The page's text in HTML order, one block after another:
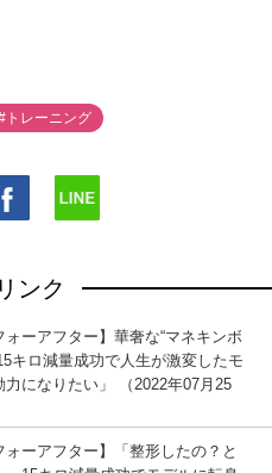
トレーニング
ンク
ォーアフター】華奢な“マネキンボ
キロ減量成功で人生が激変したモ
になりたい」 （2022年07月25
ォーアフター】「整形したの？と